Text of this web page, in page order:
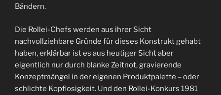
Bändern.
Die Rollei-Chefs werden aus ihrer Sicht
nachvollziehbare Gründe für dieses Konstrukt gehabt
haben, erklärbar ist es aus heutiger Sicht aber
eigentlich nur durch blanke Zeitnot, gravierende
Konzeptmängel in der eigenen Produktpalette – oder
schlichte Kopflosigkeit. Und den Rollei-Konkurs 1981